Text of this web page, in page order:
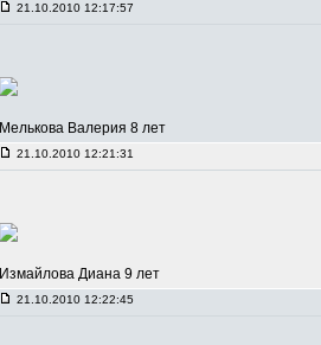
21.10.2010 12:17:57
Мелькова Валерия 8 лет
21.10.2010 12:21:31
Измайлова Диана 9 лет
21.10.2010 12:22:45